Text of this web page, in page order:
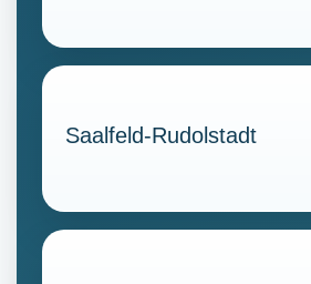
Saalfeld-Rudolstadt